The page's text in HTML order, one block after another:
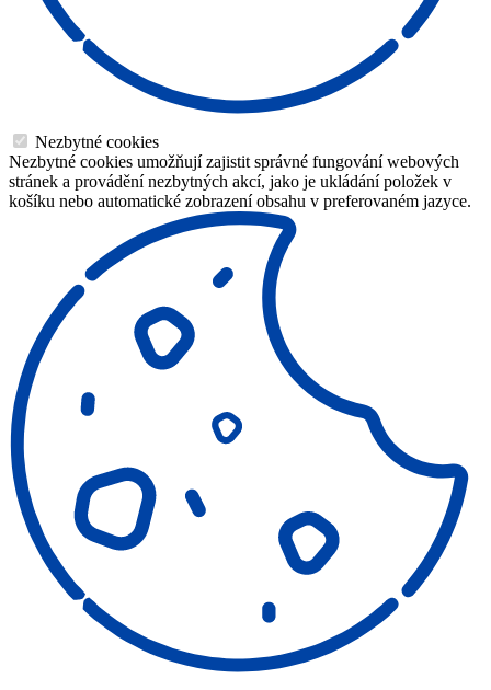
Nezbytné cookies
Nezbytné cookies umožňují zajistit správné fungování webových
stránek a provádění nezbytných akcí, jako je ukládání položek v
košíku nebo automatické zobrazení obsahu v preferovaném jazyce.